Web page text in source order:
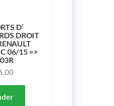
D’
DROIT
06/15 =>